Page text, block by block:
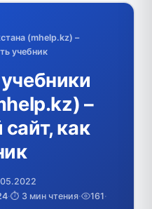
(mhelp.kz) –
учебник
–
как
·⏱️ 3 мин чтения· 161·